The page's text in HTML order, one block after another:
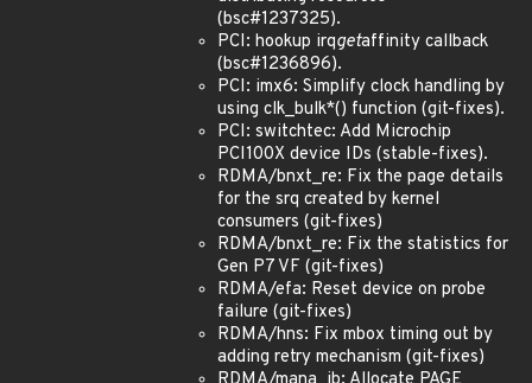
(bsc#1237325).
PCI: hookup irqgetaffinity callback
(bsc#1236896).
PCI: imx6: Simplify clock handling by
using clk_bulk*() function (git-fixes).
PCI: switchtec: Add Microchip
PCI100X device IDs (stable-fixes).
RDMA/bnxt_re: Fix the page details
for the srq created by kernel
consumers (git-fixes)
RDMA/bnxt_re: Fix the statistics for
Gen P7 VF (git-fixes)
RDMA/efa: Reset device on probe
failure (git-fixes)
RDMA/hns: Fix mbox timing out by
adding retry mechanism (git-fixes)